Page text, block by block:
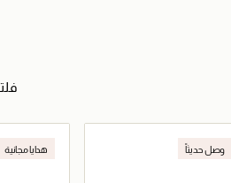
وصل حديثاً هدايا مجانية